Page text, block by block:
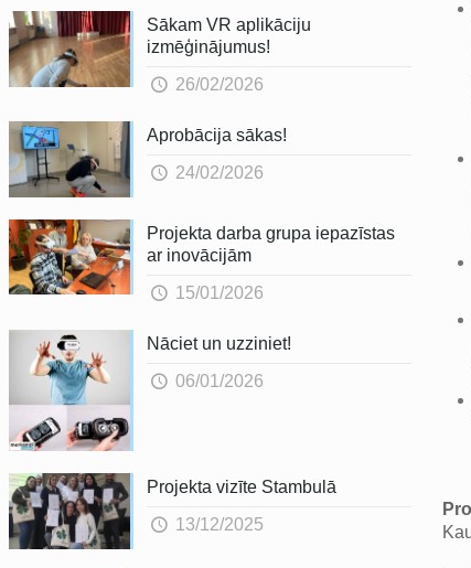
Sākam VR aplikāciju
izmēģinājumus!
26/02/2026
Aprobācija sākas!
24/02/2026
Projekta darba grupa iepazīstas
ar inovācijām
15/01/2026
Nāciet un uzziniet!
06/01/2026
Projekta vizīte Stambulā
13/12/2025